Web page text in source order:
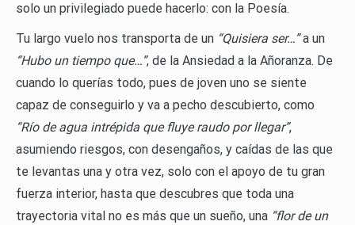
solo un privilegiado puede hacerlo: con la Poesía.
Tu largo vuelo nos transporta de un “Quisiera ser…”a un
“Hubo un tiempo que…”, de la Ansiedad a la Añoranza. De
cuando lo querías todo, pues de joven uno se siente
capaz de conseguirlo y va a pecho descubierto, como
“Río de agua intrépida que fluye raudo por llegar”,
asumiendo riesgos, con desengaños, y caídas de las que
te levantas una y otra vez, solo con el apoyo de tu gran
fuerza interior, hasta que descubres que toda una
trayectoria vital no es más que un sueño, una “flor de un